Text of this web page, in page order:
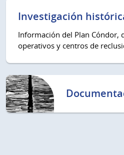
Investigación
Información del Plan Cóndor,
operativos y centros de